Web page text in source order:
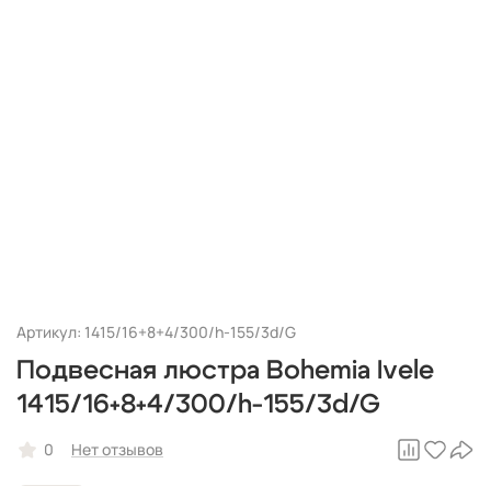
Артикул: 1415/16+8+4/300/h-155/3d/G
Подвесная люстра Bohemia Ivele
1415/16+8+4/300/h-155/3d/G
0 Нет отзывов